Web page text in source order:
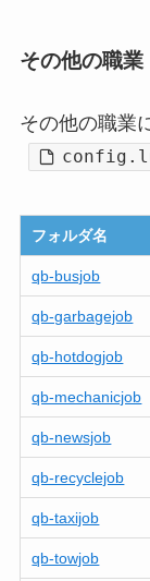
その他の職業
その他の職業
フォルダ名
qb-busjob
qb-garbagejob
qb-hotdogjob
qb-mechanicjob
qb-newsjob
qb-recyclejob
qb-taxijob
qb-towjob